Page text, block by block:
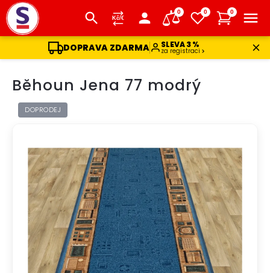
DOPRAVA ZDARMA SLEVA 3 %
za registraci
0 0 0
obsahBěhoun Jena 77 modrý
DOPRODEJ